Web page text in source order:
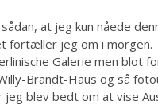
at jeg kun nåede
fortæller jeg om i
Galerie men blot
Brandt-Haus og så
jeg blev bedt om at vise